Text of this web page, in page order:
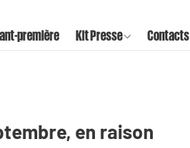
première Kit Presse Contacts
en raison